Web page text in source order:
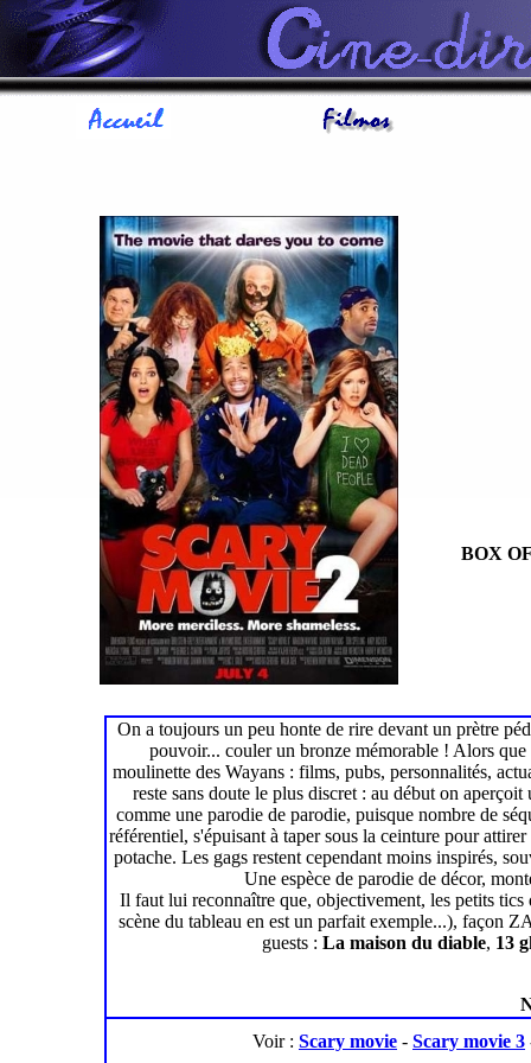
BOX
On a toujours un peu honte de rire devant un prètre
pouvoir... couler un bronze mémorable ! Alors
moulinette des Wayans : films, pubs, personnalités,
reste sans doute le plus discret : au début on
comme une parodie de parodie, puisque nombre de
référentiel, s'épuisant à taper sous la ceinture pour
potache. Les gags restent cependant moins inspirés,
Une espèce de parodie de décor,
Il faut lui reconnaître que, objectivement, les petits
scène du tableau en est un parfait exemple...), façon
guests : La maison du diable, 13
Voir : Scary movie - Scary movie 3